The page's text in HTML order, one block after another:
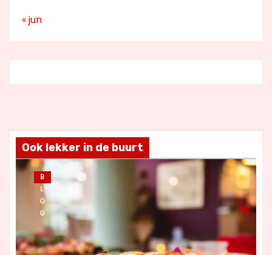
« jun
Ook lekker in de buurt
B
L
O
G